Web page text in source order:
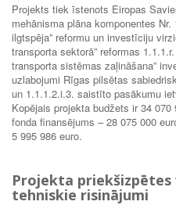
Projekts tiek īstenots Eiropas
mehānisma plāna komponentes
ilgtspēja” reformu un investīciju
transporta sektorā” reformas
transporta sistēmas zaļināšana”
uzlabojumi Rīgas pilsētas
un 1.1.1.2.i.3. saistīto pasākumu
Kopējais projekta budžets ir 34
fonda finansējums – 28 075 000
5 995 986 euro.
Projekta priekšizpētes
tehniskie risinājumi